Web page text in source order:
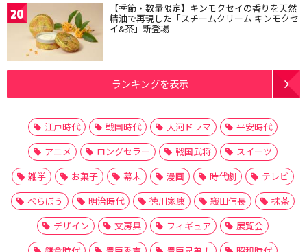
20 【季節・数量限定】キンモクセイの香りを天然
精油で再現した「スチームクリーム キンモクセ
イ&茶」新登場
ランキングを表示
江戸時代 戦国時代 大河ドラマ
平安時代
アニメ
ロングセラー 戦国武将
スイーツ
雑学
お菓子 幕末 漫画 時代劇
テレビ
べらぼう
明治時代 徳川家康 織田信長
抹茶
デザイン
文房具 フィギュア
展覧会